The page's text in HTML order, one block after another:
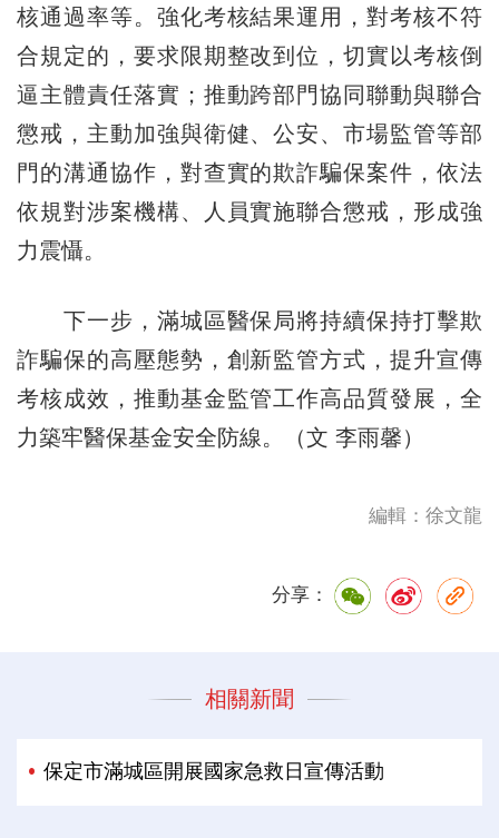
核通過率等。強化考核結果運用，對考核不符
合規定的，要求限期整改到位，切實以考核倒
逼主體責任落實；推動跨部門協同聯動與聯合
懲戒，主動加強與衛健、公安、市場監管等部
門的溝通協作，對查實的欺詐騙保案件，依法
依規對涉案機構、人員實施聯合懲戒，形成強
力震懾。
下一步，滿城區醫保局將持續保持打擊欺
詐騙保的高壓態勢，創新監管方式，提升宣傳
考核成效，推動基金監管工作高品質發展，全
力築牢醫保基金安全防線。（文 李雨馨）
編輯：徐文龍
分享：
相關新聞
保定市滿城區開展國家急救日宣傳活動